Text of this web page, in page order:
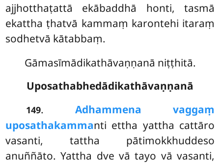
ajjhotthaṭattā ekābaddhā honti, tasmā
ekattha ṭhatvā kammaṃ karontehi itaraṃ
sodhetvā kātabbaṃ.
Gāmasīmādikathāvaṇṇanā niṭṭhitā.
Uposathabhedādikathāvaṇṇanā
149. Adhammena vaggaṃ
uposathakammanti ettha yattha cattāro
vasanti, tattha pātimokkhuddeso
anuññāto. Yattha dve vā tayo vā vasanti,